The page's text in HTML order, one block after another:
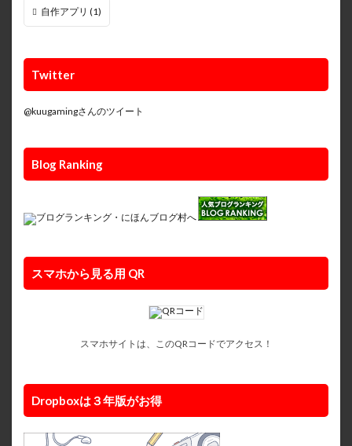
自作アプリ (1)
Twitter
@kuugamingさんのツイート
Blog Ranking
スマホから見る用 QR
スマホサイトは、このQRコードでアクセス！
Dropboxは３年版がお得